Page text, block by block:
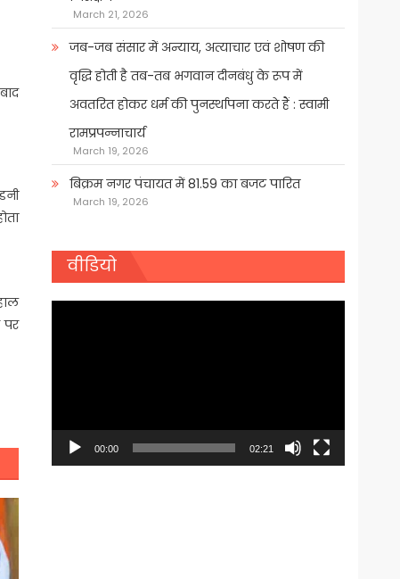
पर
March 21, 2026
जब-जब संसार में अन्याय, अत्याचार एवं शोषण की
वृद्धि होती है तब-तब भगवान दीनबंधु के रूप में
अवतरित होकर धर्म की पुनर्स्थापना करते हैं : स्वामी
रामप्रपन्नाचार्य
March 19, 2026
बिक्रम नगर पंचायत में 81.59 का बजट पारित
March 19, 2026
वीडियो
00:00 02:21